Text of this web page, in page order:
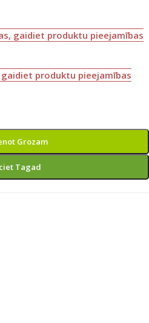
gaidiet produktu pieejamības
produktu pieejamības
Grozam
Tagad